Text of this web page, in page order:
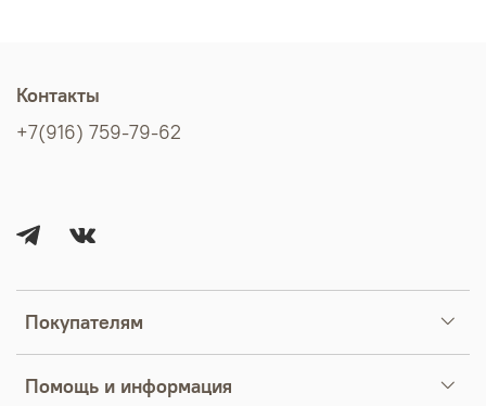
Покупателям
Помощь и информация
Контакты
+7(916) 759-79-62